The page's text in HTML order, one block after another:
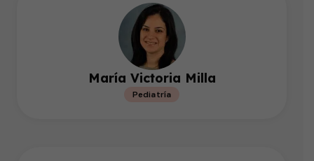
María Victoria Milla
Pediatría